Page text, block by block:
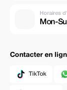
Horaires
Mon-
Contacter en
TikTok